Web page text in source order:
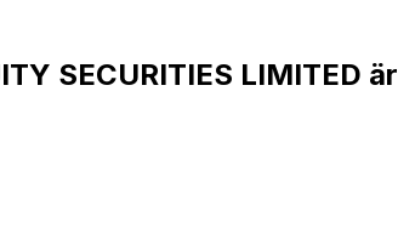
SECURITIES LIMITED är